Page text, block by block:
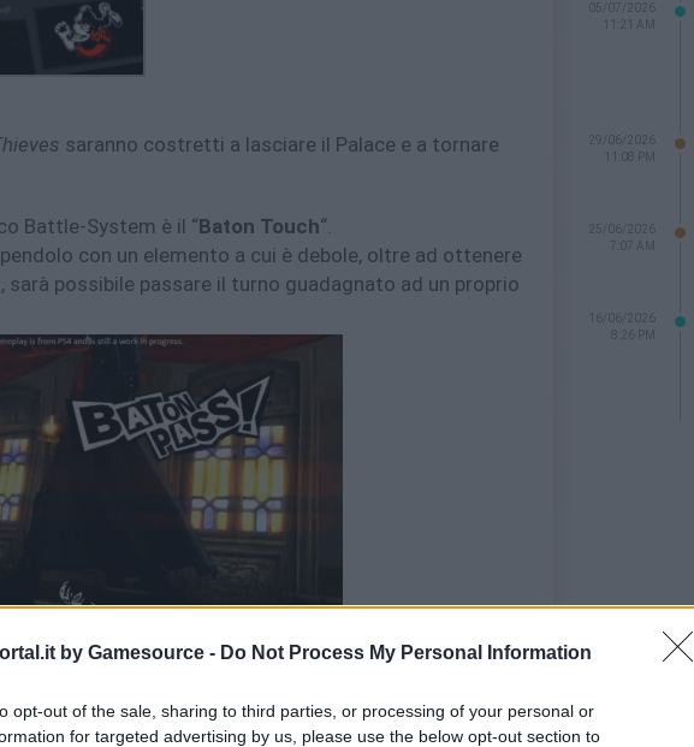
by Gamesource - Do Not Process My Personal Information
opt-out of the sale, sharing to third parties, or processing of your personal or
for targeted advertising by us, please use the below opt-out section to
saranno costretti a lasciare il Palace e a tornare
Battle-System è il “Baton Touch“.
con un elemento a cui è debole, oltre ad ottenere
sarà possibile passare il turno guadagnato ad un proprio
più tattiche, dato che l’ utilizzo di diversi
una maggiore versatilità complessiva del party.
05/07/2026
11:21 AM
29/06/2026
11:08 PM
25/06/2026
7:07 AM
16/06/2026
8:26 PM